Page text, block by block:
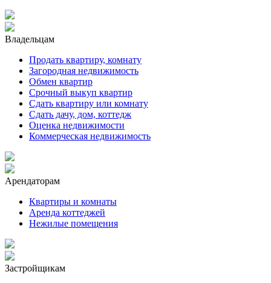
Владельцам
Продать квартиру, комнату
Загородная недвижимость
Обмен квартир
Срочный выкуп квартир
Сдать квартиру или комнату
Сдать дачу, дом, коттедж
Оценка недвижимости
Коммерческая недвижимость
Арендаторам
Квартиры и комнаты
Аренда коттеджей
Нежилые помещения
Застройщикам